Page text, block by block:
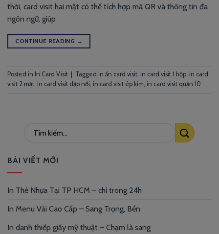
thời, card visit hai mặt có thể tích hợp mã QR và thông tin đa
ngôn ngữ, giúp
CONTINUE READING →
Posted in In Card Visit Tagged in ấn card visit, in card visit 1 hộp, in card
visit 2 mặt, in card visit dập nổi, in card visit ép kim, in card visit quận 10
BÀI VIẾT MỚI
In Thẻ Nhựa Tại TP HCM – chỉ trong 24h
In Menu Vải Cao Cấp – Sang Trọng, Bền
In danh thiếp giấy mỹ thuật – Chạm là sang